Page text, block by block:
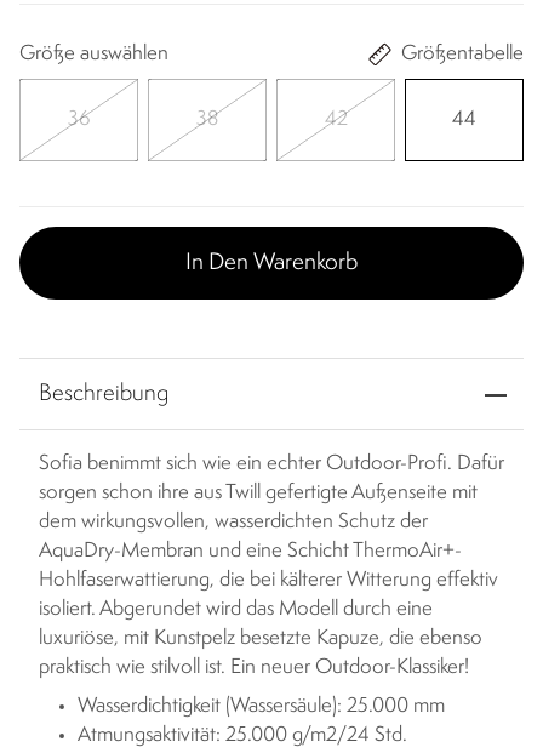
Größe auswählen Größentabelle
36 38 42 44
In Den Warenkorb
Beschreibung
Sofia benimmt sich wie ein echter Outdoor-Profi. Dafür
sorgen schon ihre aus Twill gefertigte Außenseite mit
dem wirkungsvollen, wasserdichten Schutz der
AquaDry-Membran und eine Schicht ThermoAir+-
Hohlfaserwattierung, die bei kälterer Witterung effektiv
isoliert. Abgerundet wird das Modell durch eine
luxuriöse, mit Kunstpelz besetzte Kapuze, die ebenso
praktisch wie stilvoll ist. Ein neuer Outdoor-Klassiker!
Wasserdichtigkeit (Wassersäule): 25.000 mm
Atmungsaktivität: 25.000 g/m2/24 Std.